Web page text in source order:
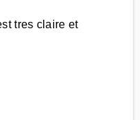
tres claire et